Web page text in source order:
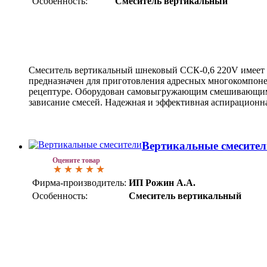
Смеситель вертикальный шнековый ССК-0,6 220V
предназначен для приготовления адресных
рецептуре. Оборудован самовыгружающим
зависание смесей. Надежная и эффективная
Оцените товар
Вертикальные
Фирма-производитель: ИП Рожин А.А.
Особенность:
Смеситель вертикальный